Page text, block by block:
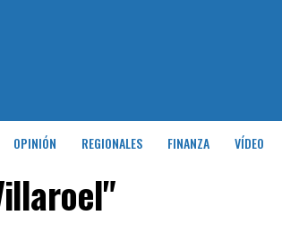
OPINIÓN REGIONALES FINANZA VÍDEO